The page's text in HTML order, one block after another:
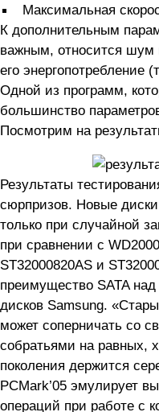
Максимальная
К дополнительным
важным, относится шум
его энергопотребление
Одной из программ,
большинство
Посмотрим на
Результаты
сюрпризов. Новые
только при случайной
при сравнении с
ST32000820AS и
преимущество SATA над
дисков Samsung.
может соперничать со
собратьями на равных,
поколения держится
PCMark’05 эмулирует
операций при работе с